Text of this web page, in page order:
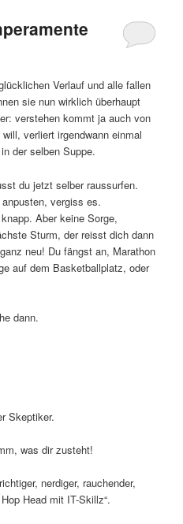
Verlauf und alle fallen
sie nun wirklich überhaupt
verstehen kommt ja auch von
verliert irgendwann einmal
der selben Suppe.
du jetzt selber raussurfen.
vergiss es.
Aber keine Sorge,
Sturm, der reisst dich dann
neu! Du fängst an, Marathon
auf dem Basketballplatz, oder
dann.
Skeptiker.
was dir zusteht!
nerdiger, rauchender,
Head mit IT-Skillz“.